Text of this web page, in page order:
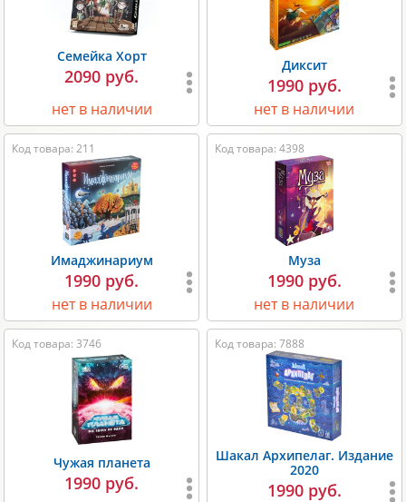
Семейка Хорт
2090 руб.
нет в наличии
Диксит
1990 руб.
нет в наличии
Код товара: 211
Имаджинариум
1990 руб.
нет в наличии
Код товара: 4398
Муза
1990 руб.
нет в наличии
Код товара: 3746
Чужая планета
1990 руб.
Код товара: 7888
Шакал Архипелаг. Издание
2020
1990 руб.